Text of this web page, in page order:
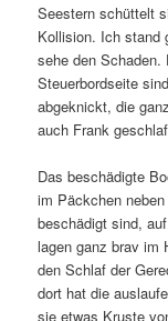
Seestern schüttelt
Kollision. Ich stand
sehe den Schaden.
Steuerbordseite
abgeknickt, die
auch Frank
Das beschädigte
im Päckchen
beschädigt sind,
lagen ganz brav im
den Schlaf der
dort hat die
sie etwas Kruste